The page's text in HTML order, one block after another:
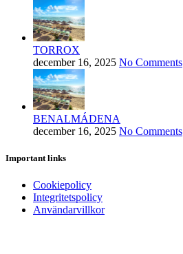
TORROX
december 16, 2025 No Comments
BENALMÁDENA
december 16, 2025 No Comments
Important links
Cookiepolicy
Integritetspolicy
Användarvillkor